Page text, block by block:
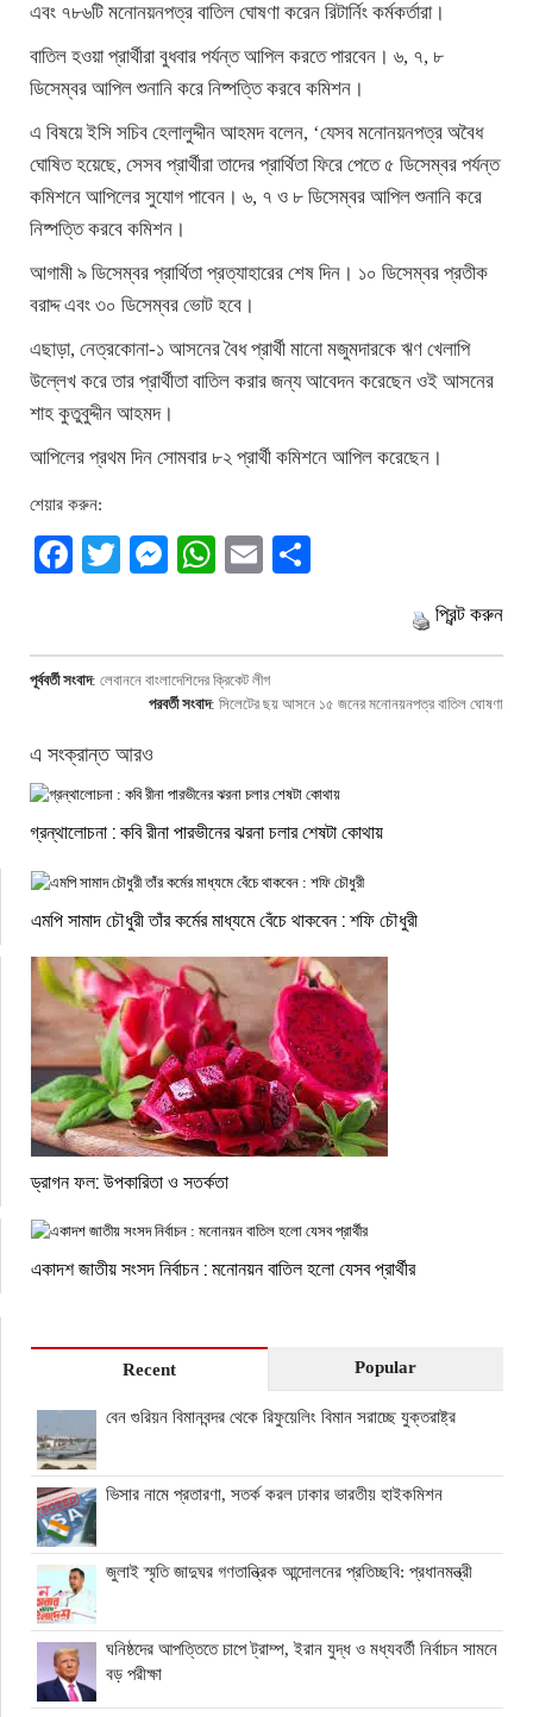
এবং ৭৮৬টি মনোনয়নপত্র বাতিল ঘোষণা করেন রিটার্নিং কর্মকর্তারা।
বাতিল হওয়া প্রার্থীরা বুধবার পর্যন্ত আপিল করতে পারবেন। ৬, ৭, ৮
ডিসেম্বর আপিল শুনানি করে নিষ্পত্তি করবে কমিশন।
এ বিষয়ে ইসি সচিব হেলালুদ্দীন আহমদ বলেন, ‘যেসব মনোনয়নপত্র অবৈধ
ঘোষিত হয়েছে, সেসব প্রার্থীরা তাদের প্রার্থিতা ফিরে পেতে ৫ ডিসেম্বর পর্যন্ত
কমিশনে আপিলের সুযোগ পাবেন। ৬, ৭ ও ৮ ডিসেম্বর আপিল শুনানি করে
নিষ্পত্তি করবে কমিশন।
আগামী ৯ ডিসেম্বর প্রার্থিতা প্রত্যাহারের শেষ দিন। ১০ ডিসেম্বর প্রতীক
বরাদ্দ এবং ৩০ ডিসেম্বর ভোট হবে।
এছাড়া, নেত্রকোনা-১ আসনের বৈধ প্রার্থী মানো মজুমদারকে ঋণ খেলাপি
উল্লেখ করে তার প্রার্থীতা বাতিল করার জন্য আবেদন করেছেন ওই আসনের
শাহ কুতুবুদ্দীন আহমদ।
আপিলের প্রথম দিন সোমবার ৮২ প্রার্থী কমিশনে আপিল করেছেন।
শেয়ার করুন:
Facebook
TwitterMessenger
WhatsApp
Email
প্রিন্ট করুন
পূর্ববর্তী সংবাদ: লেবাননে বাংলাদেশিদের ক্রিকেট লীগ
পরবর্তী সংবাদ: সিলেটের ছয় আসনে ১৫ জনের মনোনয়নপত্র বাতিল ঘোষণা
এ সংক্রান্ত আরও
গ্রন্থালোচনা : কবি রীনা পারভীনের ঝরনা চলার শেষটা কোথায়
এমপি সামাদ চৌধুরী তাঁর কর্মের মাধ্যমে বেঁচে থাকবেন : শফি চৌধুরী
ড্রাগন ফল: উপকারিতা ও সতর্কতা
একাদশ জাতীয় সংসদ নির্বাচন : মনোনয়ন বাতিল হলো যেসব প্রার্থীর
Recent Popular
বেন গুরিয়ন বিমানবন্দর থেকে রিফুয়েলিং বিমান সরাচ্ছে যুক্তরাষ্ট্র
ভিসার নামে প্রতারণা, সতর্ক করল ঢাকার ভারতীয় হাইকমিশন
জুলাই স্মৃতি জাদুঘর গণতান্ত্রিক আন্দোলনের প্রতিচ্ছবি: প্রধানমন্ত্রী
ঘনিষ্ঠদের আপত্তিতে চাপে ট্রাম্প, ইরান যুদ্ধ ও মধ্যবর্তী নির্বাচন সামনে
বড় পরীক্ষা